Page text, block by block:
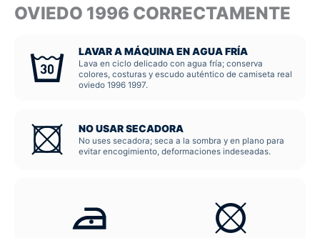
OVIEDO 1996 CORRECTAMENTE
LAVAR A MÁQUINA EN AGUA FRÍA
Lava en ciclo delicado con agua fría; conserva
colores, costuras y escudo auténtico de camiseta real
oviedo 1996 1997.
NO USAR SECADORA
No uses secadora; seca a la sombra y en plano para
evitar encogimiento, deformaciones indeseadas.